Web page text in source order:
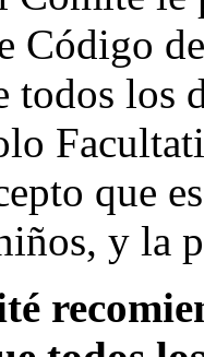
Código
todos los
que
y la